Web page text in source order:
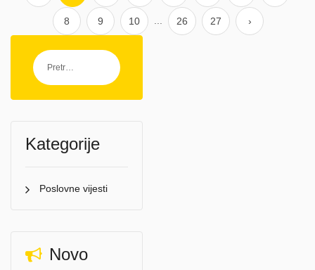
8 9 10 26 27 ›
Kategorije
Poslovne vijesti
Novo